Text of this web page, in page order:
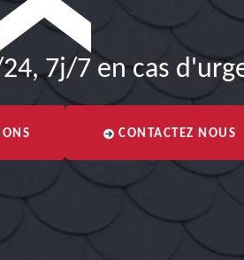
7j/7 en cas
CONTACTEZ NOUS